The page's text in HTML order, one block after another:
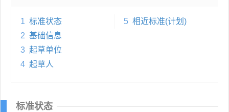
1 标准状态
2 基础信息
3 起草单位
4 起草人
5 相近标准(计划)
标准状态